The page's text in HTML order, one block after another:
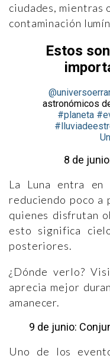
ciudades, mientras
contaminación
Estos
astronómicos
#planeta
8 de
La Luna entra en
reduciendo poco a
quienes disfrutan
esto significa
posteriores.
¿Dónde verlo?
aprecia mejor
amanecer.
9 de junio:
Uno de los